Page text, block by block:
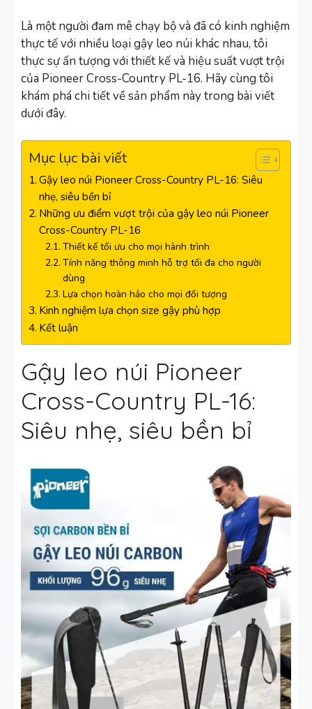
Là một người đam mê chạy bộ và đã có kinh nghiệm
thực tế với nhiều loại gậy leo núi khác nhau, tôi
thực sự ấn tượng với thiết kế và hiệu suất vượt trội
của Pioneer Cross-Country PL-16. Hãy cùng tôi
khám phá chi tiết về sản phẩm này trong bài viết
dưới đây.
Mục lục bài viết
Gậy leo núi Pioneer Cross-Country PL-16: Siêu
nhẹ, siêu bền bỉ
Những ưu điểm vượt trội của gậy leo núi Pioneer
Cross-Country PL-16
Thiết kế tối ưu cho mọi hành trình
Tính năng thông minh hỗ trợ tối đa cho người
dùng
Lựa chọn hoàn hảo cho mọi đối tượng
Kinh nghiệm lựa chọn size gậy phù hợp
Kết luận
Gậy leo núi Pioneer
Cross-Country PL-16:
Siêu nhẹ, siêu bền bỉ